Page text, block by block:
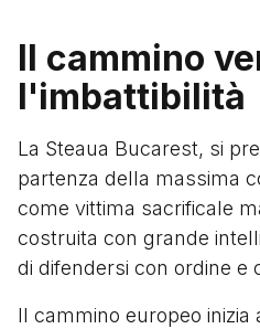
Il cammino
l'imbattibilità
La Steaua Bucarest, si
partenza della massima
come vittima sacrificale
costruita con grande
di difendersi con ordine e
Il cammino europeo inizia